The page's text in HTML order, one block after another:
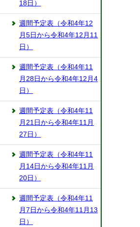
18日）
週間予定表（令和4年12
月5日から令和4年12月11
日）
週間予定表（令和4年11
月28日から令和4年12月4
日）
週間予定表（令和4年11
月21日から令和4年11月
27日）
週間予定表（令和4年11
月14日から令和4年11月
20日）
週間予定表（令和4年11
月7日から令和4年11月13
日）